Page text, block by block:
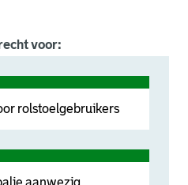
voor:
rolstoelgebruikers
aanwezig